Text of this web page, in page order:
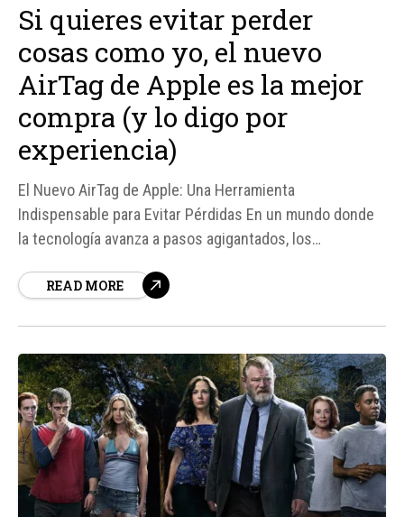
Si quieres evitar perder
cosas como yo, el nuevo
AirTag de Apple es la mejor
compra (y lo digo por
experiencia)
El Nuevo AirTag de Apple: Una Herramienta
Indispensable para Evitar Pérdidas En un mundo donde
la tecnología avanza a pasos agigantados, los
para evitar la pérdida de objetos valiosos. Entre las
READ MORE